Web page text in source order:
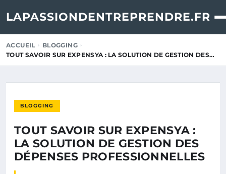
LAPASSIONDENTREPRENDRE.FR
ACCUEIL
BLOGGING
TOUT SAVOIR SUR EXPENSYA : LA SOLUTION DE GESTION DES…
BLOGGING
TOUT SAVOIR SUR EXPENSYA :
LA SOLUTION DE GESTION DES
DÉPENSES PROFESSIONNELLES